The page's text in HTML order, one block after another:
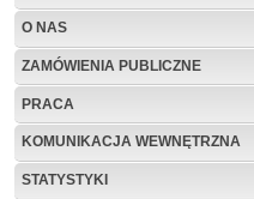
O NAS
ZAMÓWIENIA PUBLICZNE
PRACA
KOMUNIKACJA WEWNĘTRZNA
STATYSTYKI